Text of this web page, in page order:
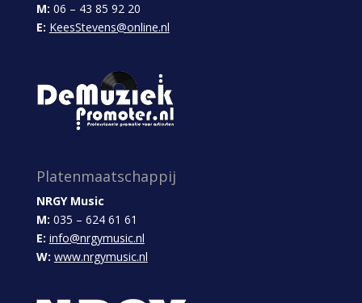
M: 06 – 43 85 92 20
E: KeesStevens@online.nl
Platenmaatschappij
NRGY Music
M: 035 – 624 61 61
E: info@nrgymusic.nl
W: www.nrgymusic.nl